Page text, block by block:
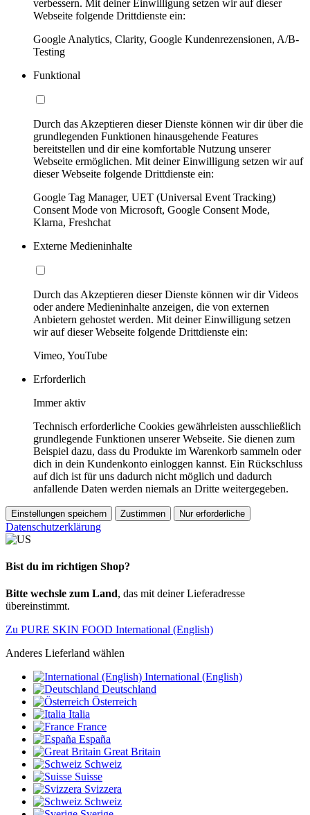
verbessern. Mit deiner Einwilligung setzen wir auf dieser
Webseite folgende Drittdienste ein:
Google Analytics, Clarity, Google Kundenrezensionen, A/B-
Testing
Funktional
Durch das Akzeptieren dieser Dienste können wir dir über die
grundlegenden Funktionen hinausgehende Features
bereitstellen und dir eine komfortable Nutzung unserer
Webseite ermöglichen. Mit deiner Einwilligung setzen wir auf
dieser Webseite folgende Drittdienste ein:
Google Tag Manager, UET (Universal Event Tracking)
Consent Mode von Microsoft, Google Consent Mode,
Klarna, Freshchat
Externe Medieninhalte
Durch das Akzeptieren dieser Dienste können wir dir Videos
oder andere Medieninhalte anzeigen, die von externen
Anbietern gehostet werden. Mit deiner Einwilligung setzen
wir auf dieser Webseite folgende Drittdienste ein:
Vimeo, YouTube
Erforderlich
Immer aktiv
Technisch erforderliche Cookies gewährleisten ausschließlich
grundlegende Funktionen unserer Webseite. Sie dienen zum
Beispiel dazu, dass du Produkte im Warenkorb sammeln oder
dich in dein Kundenkonto einloggen kannst. Ein Rückschluss
auf dich ist für uns dadurch nicht möglich und dadurch
anfallende Daten werden niemals an Dritte weitergegeben.
Einstellungen speichern Zustimmen Nur erforderliche
Datenschutzerklärung
Bist du im richtigen Shop?
Bitte wechsle zum Land, das mit deiner Lieferadresse
übereinstimmt.
Zu PURE SKIN FOOD International (English)
Anderes Lieferland wählen
International (English)
Deutschland
Österreich
Italia
France
España
Great Britain
Schweiz
Suisse
Svizzera
Schweiz